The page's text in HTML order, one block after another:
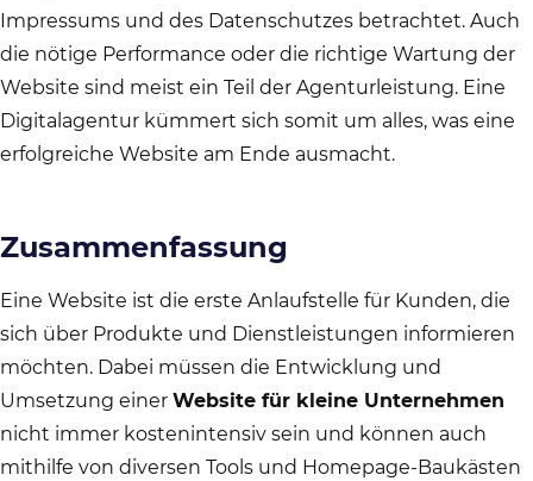
Impressums und des Datenschutzes betrachtet. Auch
die nötige Performance oder die richtige Wartung der
Website sind meist ein Teil der Agenturleistung. Eine
Digitalagentur kümmert sich somit um alles, was eine
erfolgreiche Website am Ende ausmacht.
Zusammenfassung
Eine Website ist die erste Anlaufstelle für Kunden, die
sich über Produkte und Dienstleistungen informieren
möchten. Dabei müssen die Entwicklung und
Umsetzung einer Website für kleine Unternehmen
nicht immer kostenintensiv sein und können auch
mithilfe von diversen Tools und Homepage-Baukästen